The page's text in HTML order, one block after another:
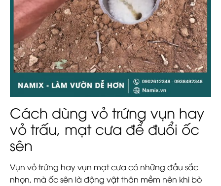
Cách dùng vỏ trứng vụn hay
vỏ trấu, mạt cưa để đuổi ốc
sên
Vụn vỏ trứng hay vụn mạt cưa có những đầu sắc
nhọn, mà ốc sên là động vật thân mềm nên khi bò